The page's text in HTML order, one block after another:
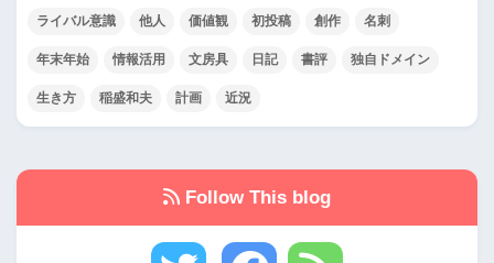
ライバル意識 他人 価値観 初投稿 創作 名刺
年末年始 情報活用 文房具 日記 書評 独自ドメイン
生き方 稲盛和夫 計画 近況
Follow This blog